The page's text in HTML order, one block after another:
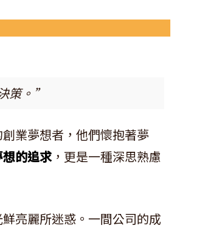
策。”
業夢想者，他們懷抱著夢
的追求，更是一種深思熟慮
亮麗所迷惑。一間公司的成